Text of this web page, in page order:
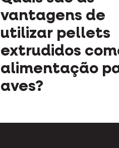
vantagens de
utilizar pellets
extrudidos
alimentação
aves?